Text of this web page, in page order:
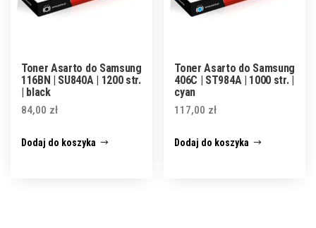
Toner Asarto do Samsung
116BN | SU840A | 1200 str.
| black
84,00 zł
Dodaj do koszyka
Toner Asarto do Samsung
406C | ST984A | 1000 str. |
cyan
117,00 zł
Dodaj do koszyka